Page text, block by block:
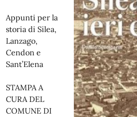
Appunti per la
storia di Silea,
Lanzago,
Cendon e
Sant’Elena
STAMPA A
CURA DEL
COMUNE DI